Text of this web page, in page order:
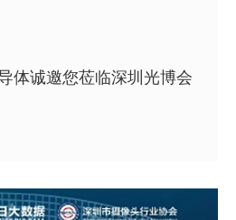
体诚邀您莅临深圳光博会